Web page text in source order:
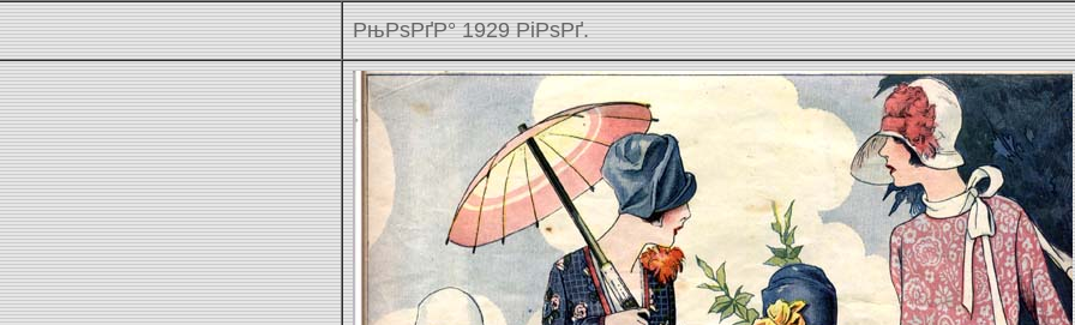
РњРѕРґР° 1929 РіРѕРґ.